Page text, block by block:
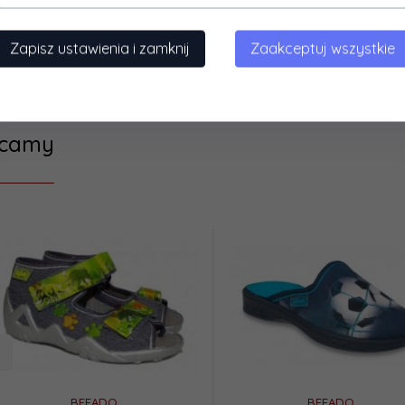
38 - 25,00 cm
Zapisz ustawienia i zamknij Zaakceptuj wszystkie